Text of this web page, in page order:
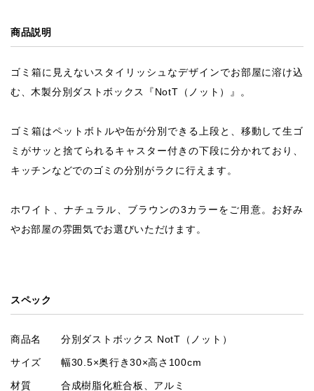
商品説明
ゴミ箱に見えないスタイリッシュなデザインでお部屋に溶け込
む、木製分別ダストボックス『NotT（ノット）』。
ゴミ箱はペットボトルや缶が分別できる上段と、移動して生ゴ
ミがサッと捨てられるキャスター付きの下段に分かれており、
キッチンなどでのゴミの分別がラクに行えます。
ホワイト、ナチュラル、ブラウンの3カラーをご用意。お好み
やお部屋の雰囲気でお選びいただけます。
スペック
商品名 分別ダストボックス NotT（ノット）
サイズ 幅30.5×奥行き30×高さ100cm
材質 合成樹脂化粧合板、アルミ